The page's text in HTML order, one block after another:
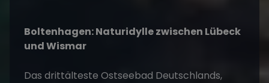
Boltenhagen: Naturidylle zwischen Lübeck
und Wismar
Das drittälteste Ostseebad Deutschlands,